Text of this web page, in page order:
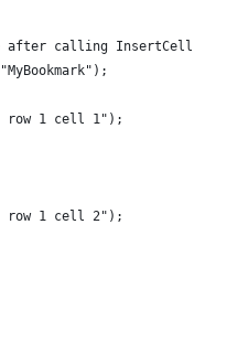
after calling InsertCell
row 1 cell 1");
row 1 cell 2");